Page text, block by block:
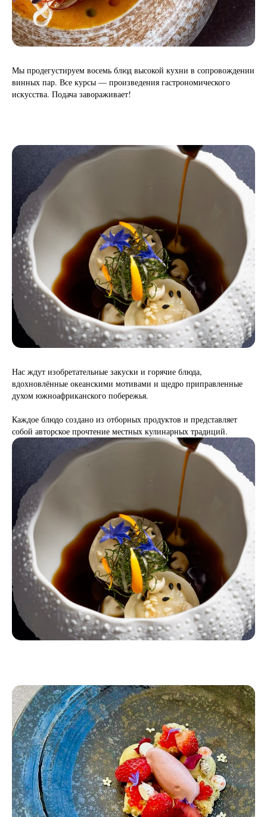
Мы продегустируем восемь блюд высокой кухни в сопровождении
винных пар. Все курсы — произведения гастрономического
искусства. Подача завораживает!
Нас ждут изобретательные закуски и горячие блюда,
вдохновлённые океанскими мотивами и щедро приправленные
духом южноафриканского побережья.
Каждое блюдо создано из отборных продуктов и представляет
собой авторское прочтение местных кулинарных традиций.